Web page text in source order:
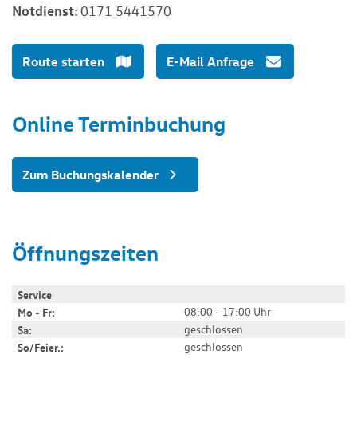
Notdienst:0171 5441570
Route starten E-Mail Anfrage
Online Terminbuchung
Zum Buchungskalender
Öffnungszeiten
Service
Mo - Fr:
08:00 - 17:00 Uhr
Sa: geschlossen
So/Feier.: geschlossen